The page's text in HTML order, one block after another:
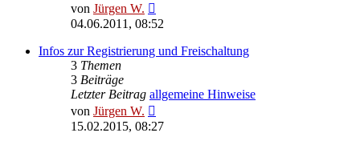
von Jürgen W.
Beitrag
04.06.2011, 08:52
Infos zur Registrierung und Freischaltung
3 Themen
3 Beiträge
Letzter Beitrag allgemeine Hinweise
von Jürgen W.
Beitrag
15.02.2015, 08:27